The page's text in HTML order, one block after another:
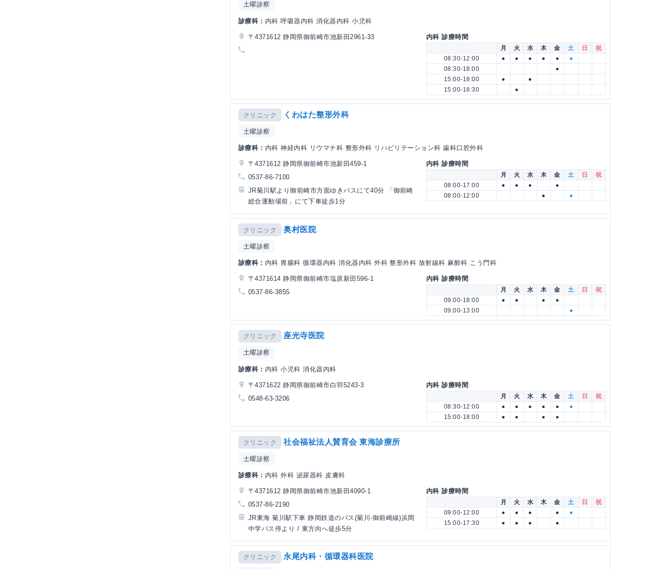
土曜診察
診療科： 内科 呼吸器内科 消化器内科 小児科
〒4371612 静岡県御前崎市池新田2961-33 内科 診療時間
月 火 水 木 金 土 日
祝
08:30-12:00
● ● ● ● ●
●
08:30-18:00
●
15:00-18:00
●
●
15:00-18:30
●
クリニック くわはた整形外科
土曜診察
診療科： 内科 神経内科 リウマチ科 整形外科 リハビリテーション科 歯科口腔外科
〒4371612 静岡県御前崎市池新田459-1
0537-86-7100
JR菊川駅より御前崎市方面ゆきバスにて40分 「御前崎
総合運動場前」にて下車徒歩1分
内科 診療時間
月 火 水 木 金 土 日
祝
08:00-17:00
● ● ●
●
08:00-12:00
● ●
クリニック 奥村医院
土曜診察
診療科： 内科 胃腸科 循環器内科 消化器内科 外科 整形外科 放射線科 麻酔科 こう門科
〒4371614 静岡県御前崎市塩原新田596-1
0537-86-3855
内科 診療時間
月 火 水 木 金 土 日
祝
09:00-18:00
● ● ●
●
09:00-13:00
●
クリニック 座光寺医院
土曜診察
診療科： 内科 小児科 消化器内科
〒4371622 静岡県御前崎市白羽5243-3
0548-63-3206
内科 診療時間
月 火 水 木 金 土 日
祝
08:30-12:00
● ● ● ● ●
●
15:00-18:00
● ● ● ●
クリニック 社会福祉法人賛育会 東海診療所
土曜診察
診療科： 内科 外科 泌尿器科 皮膚科
〒4371612 静岡県御前崎市池新田4090-1
0537-86-2190
JR東海 菊川駅下車 静岡鉄道のバス(菊川-御前崎線)浜岡
中学バス停より / 東方向へ徒歩5分
内科 診療時間
月 火 水 木 金 土 日
祝
09:00-12:00
● ● ● ●
●
15:00-17:30
● ● ● ●
クリニック 永尾内科・循環器科医院